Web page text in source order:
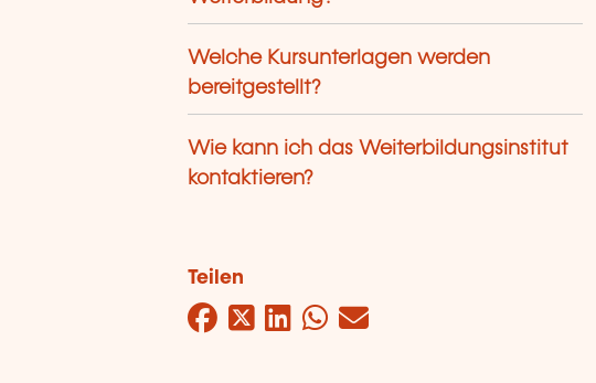
Welche Kursunterlagen werden
bereitgestellt?
Wie kann ich das Weiterbildungsinstitut
kontaktieren?
Teilen
Facebook
Twitter
LinkedIn
WhatsApp
Mail